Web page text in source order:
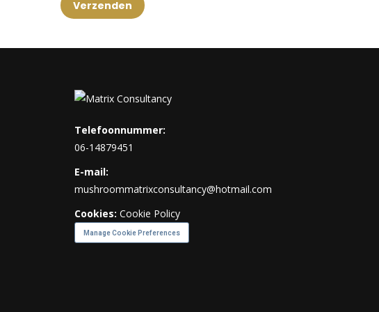
Telefoonnummer:
06-14879451
E-mail:
mushroommatrixconsultancy@hotmail.com
Cookies: Cookie Policy
Manage Cookie Preferences